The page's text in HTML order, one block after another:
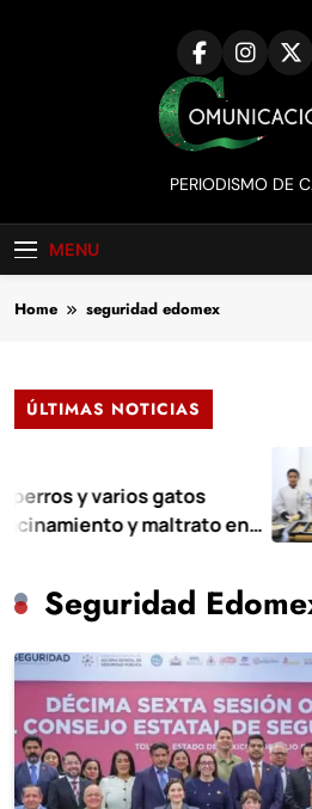
PERIODISMO DE
MENU
Home seguridad edomex
ÚLTIMAS NOTICIAS
varios gatos
y maltrato en
Seguridad